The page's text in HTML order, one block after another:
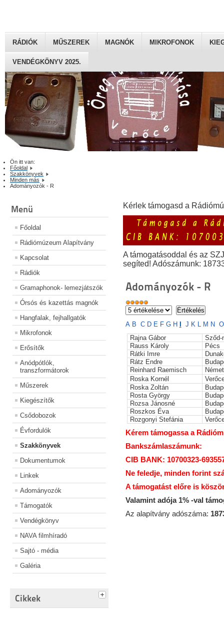
RÁDIÓK MŰSZEREK MAGNÓK MIKROFONOK
VENDÉGKÖNYV 2025.
Ön itt van:
Főoldal
Szakkönyvek
Minden más
Adományozók - R
Menü
Főoldal
Rádiómúzeum Alapítvány
Kapcsolat
Rádiók
Gramaphonok- lemezjátszók
Órsós és kazettás magnók
Hangfalak, fejhallgatók
Mikrofonok
Erősítők
Anódpótlók,
transzformátorok
Műszerek
Kiegészítők
Csődobozok
Évfordulók
Szakkönyvek
Dokumentumok
Linkek
Adományozók
Támogatók
Vendégkönyv
NAVA filmhíradó
Sajtó - média
Galéria
Cikkek
Kérlek támogasd a
A támogatásoddal és az
segíted! Adószámunk:
Adományozók - R
A B C D E F G H J K L M N O
Rajna Gábor
Sződ-
Rauss Károly
Pécs
Rátki Imre
Rátz Endre
Reinhard Raemisch
Roska Kornél
Roska Zoltán
Rosta György
Rozsa Jánosné
Roszkos Éva
Rozgonyi Stefánia
Kérem támogassa a
Bankszámlaszámunk:
CIB BANK: 10700323-
Ne feledje, minden forint
A támogatást előre is
Valamint adója 1% -val
Az alapítvány adószáma: